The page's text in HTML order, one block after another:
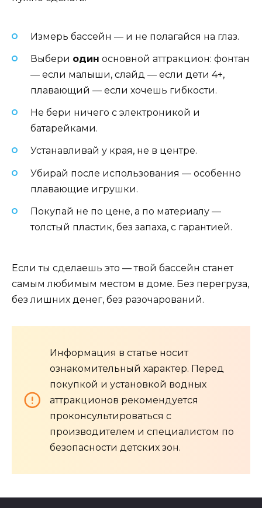
Измерь бассейн — и не полагайся на глаз.
Выбери один основной аттракцион: фонтан
— если малыши, слайд — если дети 4+,
плавающий — если хочешь гибкости.
Не бери ничего с электроникой и
батарейками.
Устанавливай у края, не в центре.
Убирай после использования — особенно
плавающие игрушки.
Покупай не по цене, а по материалу —
толстый пластик, без запаха, с гарантией.
Если ты сделаешь это — твой бассейн станет
самым любимым местом в доме. Без перегруза,
без лишних денег, без разочарований.
Информация в статье носит
ознакомительный характер. Перед
покупкой и установкой водных
аттракционов рекомендуется
проконсультироваться с
производителем и специалистом по
безопасности детских зон.